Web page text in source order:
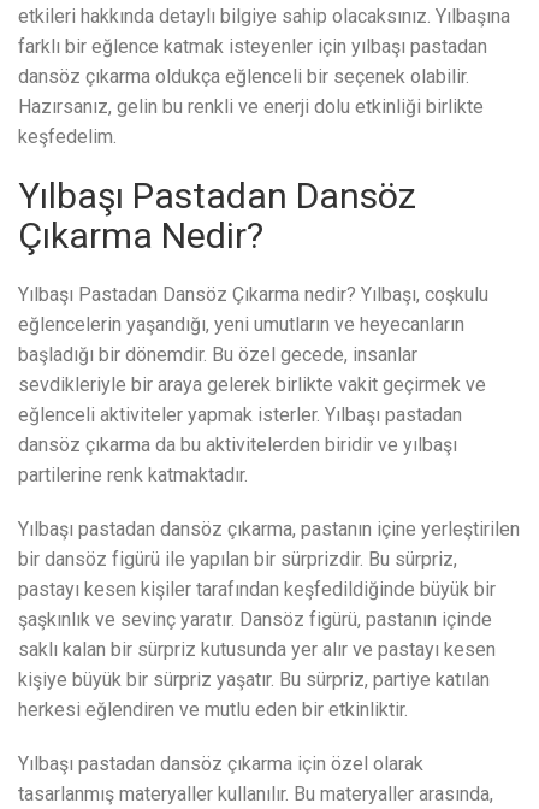
etkileri hakkında detaylı bilgiye sahip olacaksınız. Yılbaşına
farklı bir eğlence katmak isteyenler için yılbaşı pastadan
dansöz çıkarma oldukça eğlenceli bir seçenek olabilir.
Hazırsanız, gelin bu renkli ve enerji dolu etkinliği birlikte
keşfedelim.
Yılbaşı Pastadan Dansöz
Çıkarma Nedir?
Yılbaşı Pastadan Dansöz Çıkarma nedir? Yılbaşı, coşkulu
eğlencelerin yaşandığı, yeni umutların ve heyecanların
başladığı bir dönemdir. Bu özel gecede, insanlar
sevdikleriyle bir araya gelerek birlikte vakit geçirmek ve
eğlenceli aktiviteler yapmak isterler. Yılbaşı pastadan
dansöz çıkarma da bu aktivitelerden biridir ve yılbaşı
partilerine renk katmaktadır.
Yılbaşı pastadan dansöz çıkarma, pastanın içine yerleştirilen
bir dansöz figürü ile yapılan bir sürprizdir. Bu sürpriz,
pastayı kesen kişiler tarafından keşfedildiğinde büyük bir
şaşkınlık ve sevinç yaratır. Dansöz figürü, pastanın içinde
saklı kalan bir sürpriz kutusunda yer alır ve pastayı kesen
kişiye büyük bir sürpriz yaşatır. Bu sürpriz, partiye katılan
herkesi eğlendiren ve mutlu eden bir etkinliktir.
Yılbaşı pastadan dansöz çıkarma için özel olarak
tasarlanmış materyaller kullanılır. Bu materyaller arasında,